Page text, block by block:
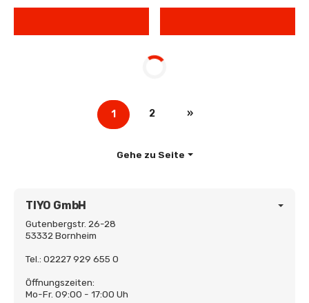
1 2 »
Gehe zu Seite
TIYO GmbH
Gutenbergstr. 26-28
53332 Bornheim
Tel.: 02227 929 655 0
Öffnungszeiten:
Mo-Fr. 09:00 - 17:00 Uh